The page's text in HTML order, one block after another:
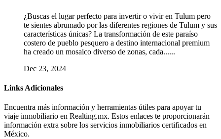
¿Buscas el lugar perfecto para invertir o vivir en Tulum pero
te sientes abrumado por las diferentes regiones de Tulum y sus
características únicas? La transformación de este paraíso
costero de pueblo pesquero a destino internacional premium
ha creado un mosaico diverso de zonas, cada......
Dec 23, 2024
Links Adicionales
Encuentra más información y herramientas útiles para apoyar tu
viaje inmobiliario en Realting.mx. Estos enlaces te proporcionarán
información extra sobre los servicios inmobiliarios certificados en
México.